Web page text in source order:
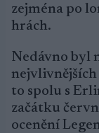
zejména po
hrách.
Nedávno byl
nejvlivnějších
to spolu s
začátku
ocenění